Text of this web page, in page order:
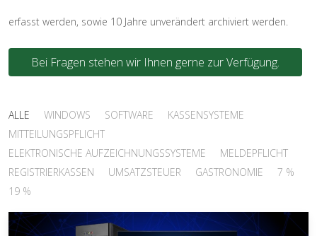
erfasst werden, sowie 10 Jahre unverändert archiviert werden.
Bei Fragen stehen wir Ihnen gerne zur Verfügung.
ALLE WINDOWS SOFTWARE
KASSENSYSTEME
MITTEILUNGSPFLICHT
ELEKTRONISCHE AUFZEICHNUNGSSYSTEME
MELDEPFLICHT
REGISTRIERKASSEN
UMSATZSTEUER GASTRONOMIE
7 %
19 %